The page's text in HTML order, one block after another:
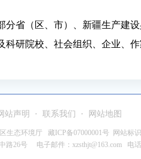
省（区、市）、新疆生产建
研院校、社会组织、企业、作
站声明 · 联系我们 · 网站地图
生态环境厅 藏ICP备07000001号 网站标识
路26号 电子邮件：xzsthjt@163.com 电话